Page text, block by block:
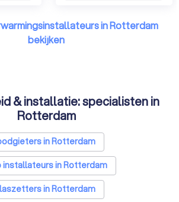
in Rotterdam
bekijken
& installatie: specialisten in
Rotterdam
in Rotterdam
installateurs in Rotterdam
in Rotterdam